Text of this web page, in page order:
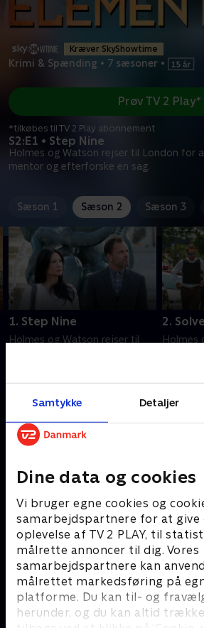
Samtykke Detaljer
Dine data og cookies
Vi bruger egne cookies og
samarbejdspartnere for at give
oplevelse af TV 2 PLAY, til
målrette annoncer til dig. Vores
samarbejdspartnere kan
målrettet markedsføring på
platforme. Du kan til- og
herunder, og du kan altid
Kræver SkyShowtime
Krimi & Spænding • 7 sæsoner •
S2:E1 • Step Nine
Holmes og Watson rejser til London for
mentor og efterforske en sag.
Prøv TV 2 Play*
*tilkøbes til TV 2 Play abonnement
Sæson 1 Sæson 2 Sæson 3
1. Step Nine
Holmes og Watson rejser til
20. september 2022 • 41 min
2.
Holmes
i
20.
Andre så også
The Hunting Party
Krimi & Spænding • 2 sæsoner